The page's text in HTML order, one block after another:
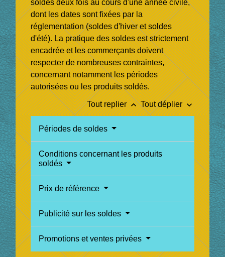
soldes deux fois au cours d'une année civile,
dont les dates sont fixées par la
réglementation (soldes d'hiver et soldes
d'été). La pratique des soldes est strictement
encadrée et les commerçants doivent
respecter de nombreuses contraintes,
concernant notamment les périodes
autorisées ou les produits soldés.
Tout replierkeyboard_arrow_up Tout déplierkeyboard_arrow_down
Périodes de soldes
Conditions concernant les produits
soldés
Prix de référence
Publicité sur les soldes
Promotions et ventes privées